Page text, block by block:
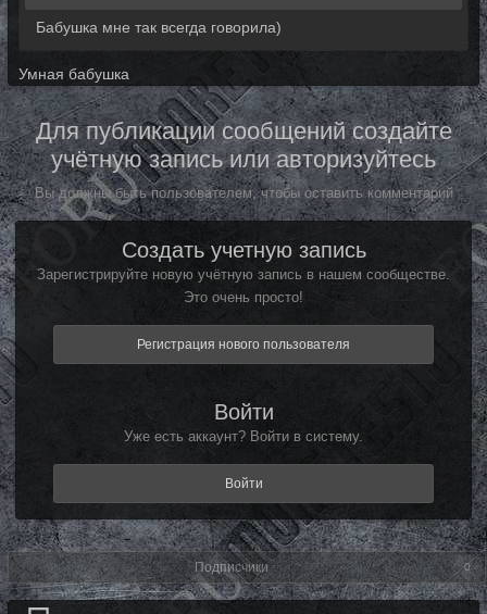
Бабушка мне так всегда говорила)
Умная бабушка
Для публикации сообщений создайте
учётную запись или авторизуйтесь
Вы должны быть пользователем, чтобы оставить комментарий
Создать учетную запись
Зарегистрируйте новую учётную запись в нашем сообществе.
Это очень просто!
Регистрация нового пользователя
Войти
Уже есть аккаунт? Войти в систему.
Войти
Подписчики 0